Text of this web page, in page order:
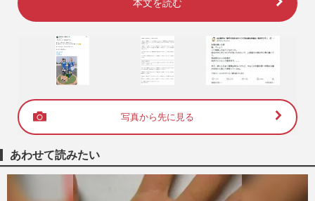
本文を読む
写真から先に見る
あわせて読みたい